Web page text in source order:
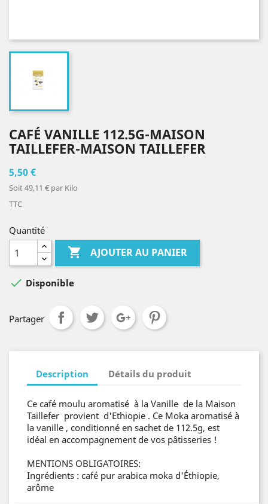
CAFÉ VANILLE 112.5G-MAISON
TAILLEFER-MAISON TAILLEFER
5,50 €
Soit 49,11 € par Kilo
TTC
Quantité
 AJOUTER AU PANIER
 Disponible
Partager
Description Détails du produit
Ce café moulu aromatisé à la Vanille de la Maison
Taillefer provient d'Ethiopie . Ce Moka aromatisé à
la vanille , conditionné en sachet de 112.5g, est
idéal en accompagnement de vos pâtisseries !
MENTIONS OBLIGATOIRES:
Ingrédients : café pur arabica moka d'Éthiopie,
arôme